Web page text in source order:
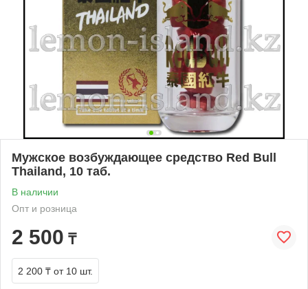
Мужское возбуждающее средство Red Bull
Thailand, 10 таб.
В наличии
Опт и розница
2 500 ₸
2 200 ₸ от 10 шт.